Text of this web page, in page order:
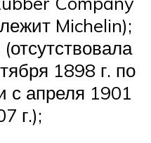
Michelin);
1898 г. по
с апреля 1901
г.);